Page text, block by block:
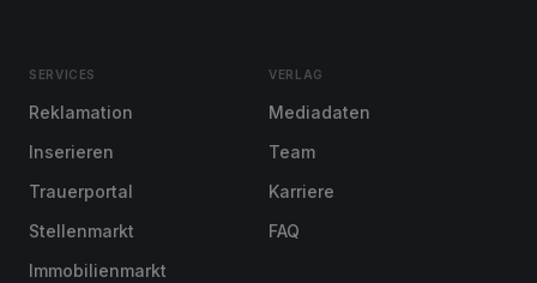
SERVICES
Reklamation
Inserieren
Trauerportal
Stellenmarkt
Immobilienmarkt
VERLAG
Mediadaten
Team
Karriere
FAQ